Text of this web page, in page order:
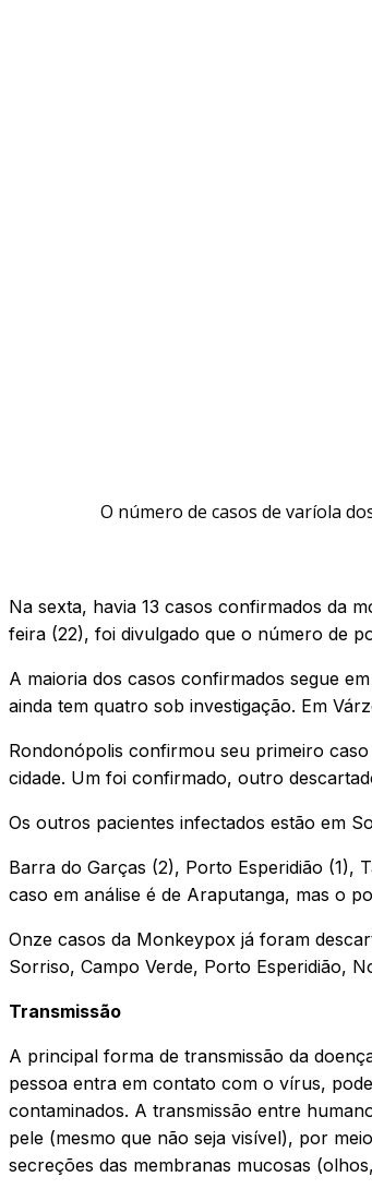
O número de casos de varíola
Na sexta, havia 13 casos confirmados da
feira (22), foi divulgado que o número de
A maioria dos casos confirmados segue
ainda tem quatro sob investigação. Em
Rondonópolis confirmou seu primeiro
cidade. Um foi confirmado, outro
Os outros pacientes infectados estão em
Barra do Garças (2), Porto Esperidião (1),
caso em análise é de Araputanga, mas o
Onze casos da Monkeypox já foram
Sorriso, Campo Verde, Porto Esperidião,
Transmissão
A principal forma de transmissão da
pessoa entra em contato com o vírus,
contaminados. A transmissão entre
pele (mesmo que não seja visível), por
secreções das membranas mucosas